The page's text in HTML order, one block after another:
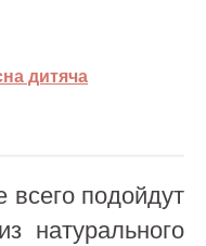
дитяча
подойдут
натурального